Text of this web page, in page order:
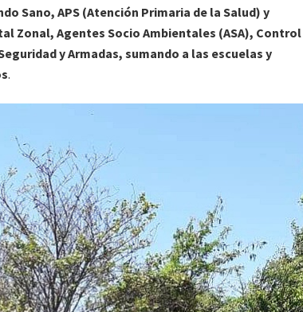
Sano, APS (Atención Primaria de la Salud) y
Zonal, Agentes Socio Ambientales (ASA), Control
y Armadas, sumando a las escuelas y
.